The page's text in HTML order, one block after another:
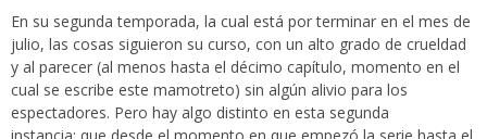
En su segunda temporada, la cual está por terminar en el mes de
julio, las cosas siguieron su curso, con un alto grado de crueldad
y al parecer (al menos hasta el décimo capítulo, momento en el
cual se escribe este mamotreto) sin algún alivio para los
espectadores. Pero hay algo distinto en esta segunda